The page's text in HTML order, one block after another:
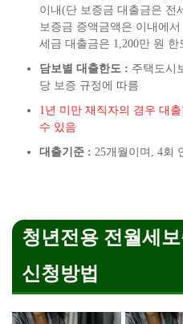
이내(단 보증금 대출금은
보증금 증액금액은 이내에
세금 대출금은 1,200만 원 한
담보별 대출한도 : 주택도시
당 보증 규정에 따름
1년 미만 재직자의 경우 대
수 있음
대출기준 : 25개월이며, 4회
청년전용 전월세
신청방법